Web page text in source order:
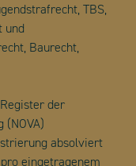
TBS,
und
Baurecht,
der
absolviert
eingetragenem